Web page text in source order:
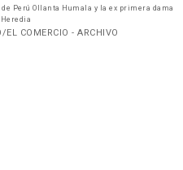
Perú Ollanta Humala y la ex primera dama
COMERCIO - ARCHIVO